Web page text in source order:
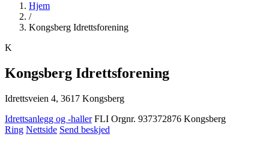
Hjem
/
Kongsberg Idrettsforening
K
Kongsberg Idrettsforening
Idrettsveien 4, 3617 Kongsberg
Idrettsanlegg og -haller FLI Orgnr. 937372876 Kongsberg
Ring Nettside Send beskjed